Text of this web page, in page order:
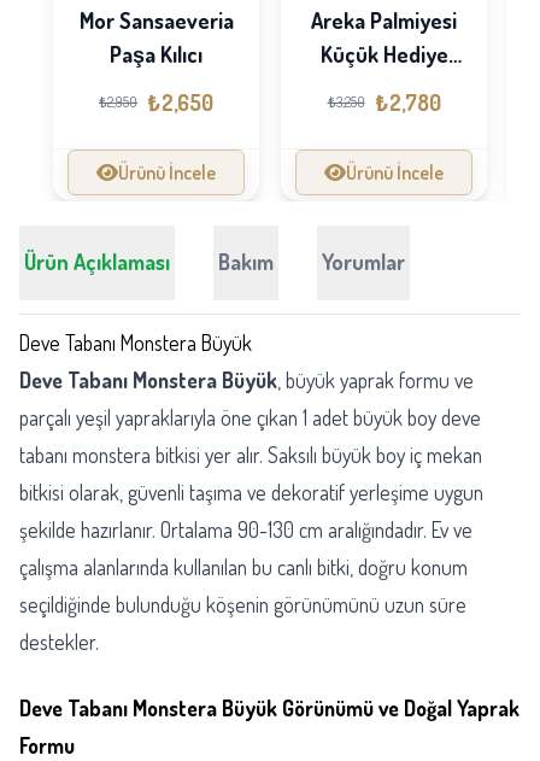
Mor Sansaeveria
Paşa Kılıcı
₺2,950 ₺2,650
Ürünü İncele
Areka Palmiyesi
Küçük Hediye
Paketli
₺3,250 ₺2,780
Ürünü İncele
Ürün Açıklaması Bakım Yorumlar
Deve Tabanı Monstera Büyük
Deve Tabanı Monstera Büyük , büyük yaprak formu ve
parçalı yeşil yapraklarıyla öne çıkan 1 adet büyük boy deve
tabanı monstera bitkisi yer alır. Saksılı büyük boy iç mekan
bitkisi olarak, güvenli taşıma ve dekoratif yerleşime uygun
şekilde hazırlanır. Ortalama 90-130 cm aralığındadır. Ev ve
çalışma alanlarında kullanılan bu canlı bitki, doğru konum
seçildiğinde bulunduğu köşenin görünümünü uzun süre
destekler.
Deve Tabanı Monstera Büyük Görünümü ve Doğal Yaprak
Formu